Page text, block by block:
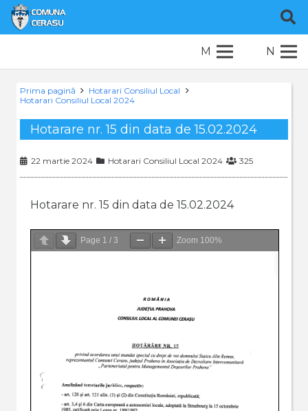
M N
Prima pagină
Hotarari Consiliul Local
Hotarari Consiliul Local 2024
Hotarare nr. 15 din data de 15.02.2024
22 martie 2024 Hotarari Consiliul Local 2024 325
Hotarare nr. 15 din data de 15.02.2024
Page 1 / 3 Zoom 100%